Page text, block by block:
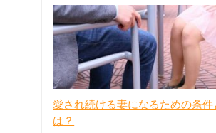
愛され続ける妻になるための条件
は？